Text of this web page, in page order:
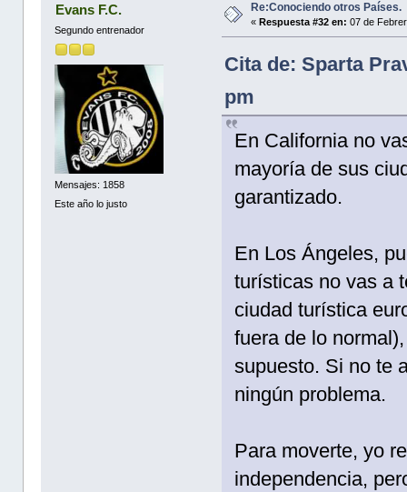
Evans F.C.
Segundo entrenador
Mensajes: 1858
Este año lo justo
Re:Conociendo otros Países.
« Respuesta #32 en: 07 de
Cita de: Sparta
pm
En California no
mayoría de sus
garantizado.
En Los Ángeles,
turísticas no vas a
ciudad turística
fuera de lo
supuesto. Si no te
ningún problema.
Para moverte, yo
independencia,